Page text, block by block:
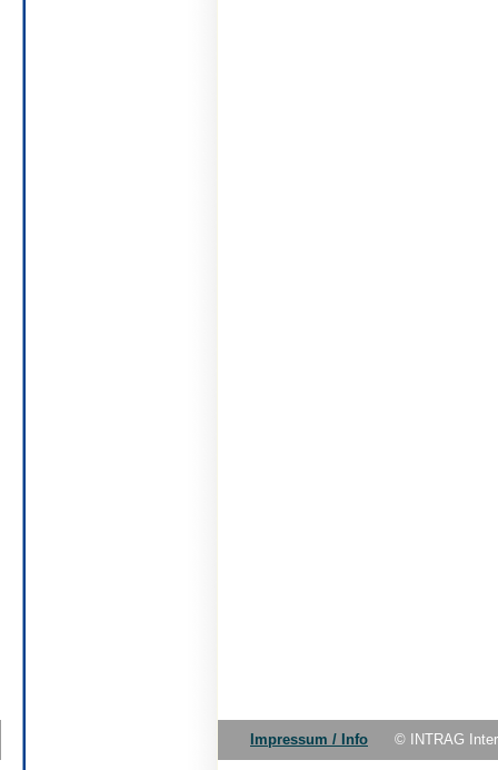
Impressum / Info © INTRAG